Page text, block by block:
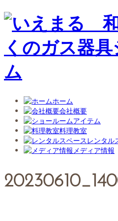
ホーム
会社概要
アイテム
料理教室
レンタル
メディア情報